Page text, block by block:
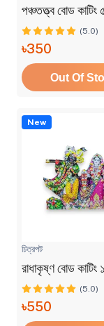
পঞ্চতত্ত্ব বোড কাটিং
(5.0)
৳350
Out Of
New
চিত্রপট
রাধাকৃষ্ণ বোড কাটিং
(5.0)
৳550